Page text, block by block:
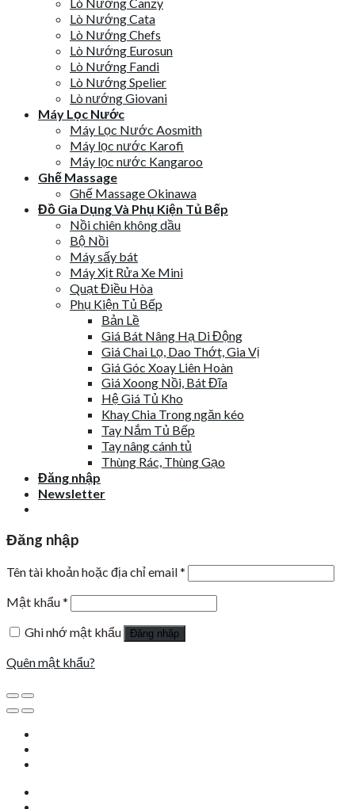
Lò Nướng Canzy
Lò Nướng Cata
Lò Nướng Chefs
Lò Nướng Eurosun
Lò Nướng Fandi
Lò Nướng Spelier
Lò nướng Giovani
Máy Lọc Nước
Máy Lọc Nước Aosmith
Máy lọc nước Karofi
Máy lọc nước Kangaroo
Ghế Massage
Ghế Massage Okinawa
Đồ Gia Dụng Và Phụ Kiện Tủ Bếp
Nồi chiên không dầu
Bộ Nồi
Máy sấy bát
Máy Xịt Rửa Xe Mini
Quạt Điều Hòa
Phụ Kiện Tủ Bếp
Bản Lề
Giá Bát Nâng Hạ Di Động
Giá Chai Lọ, Dao Thớt, Gia Vị
Giá Góc Xoay Liên Hoàn
Giá Xoong Nồi, Bát Đĩa
Hệ Giá Tủ Kho
Khay Chia Trong ngăn kéo
Tay Nắm Tủ Bếp
Tay nâng cánh tủ
Thùng Rác, Thùng Gạo
Đăng nhập
Newsletter
Đăng nhập
Tên tài khoản hoặc địa chỉ email*
Mật khẩu*
Ghi nhớ mật khẩu
Đăng nhập
Quên mật khẩu?